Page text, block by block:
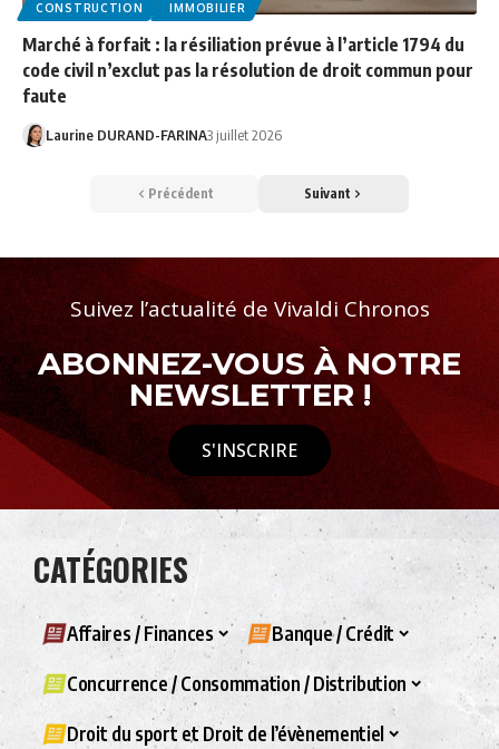
CONSTRUCTION IMMOBILIER
Marché à forfait : la résiliation prévue à l’article 1794 du
code civil n’exclut pas la résolution de droit commun pour
faute
Laurine DURAND-FARINA3 juillet 2026
Précédent Suivant
Suivez l’actualité de Vivaldi Chronos
ABONNEZ-VOUS À NOTRE
NEWSLETTER !
S'INSCRIRE
CATÉGORIES
Affaires / Finances Banque / Crédit
Concurrence / Consommation / Distribution
Droit du sport et Droit de l’évènementiel